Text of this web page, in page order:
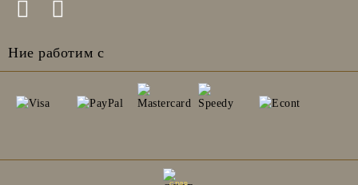
Ние работим с